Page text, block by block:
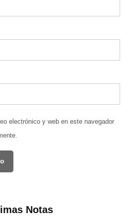
electrónico y web en este navegador
Notas